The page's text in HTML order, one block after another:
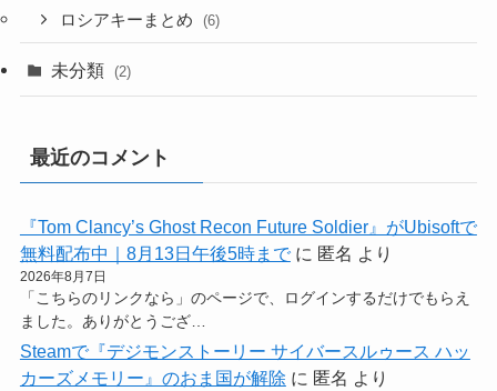
ロシアキーまとめ (6)
未分類 (2)
最近のコメント
『Tom Clancy’s Ghost Recon Future Soldier』がUbisoftで
無料配布中｜8月13日午後5時までに 匿名 より
2026年8月7日
「こちらのリンクなら」のページで、ログインするだけでもらえ
ました。ありがとうござ…
Steamで『デジモンストーリー サイバースルゥース ハッ
カーズメモリー』のおま国が解除 に 匿名 より